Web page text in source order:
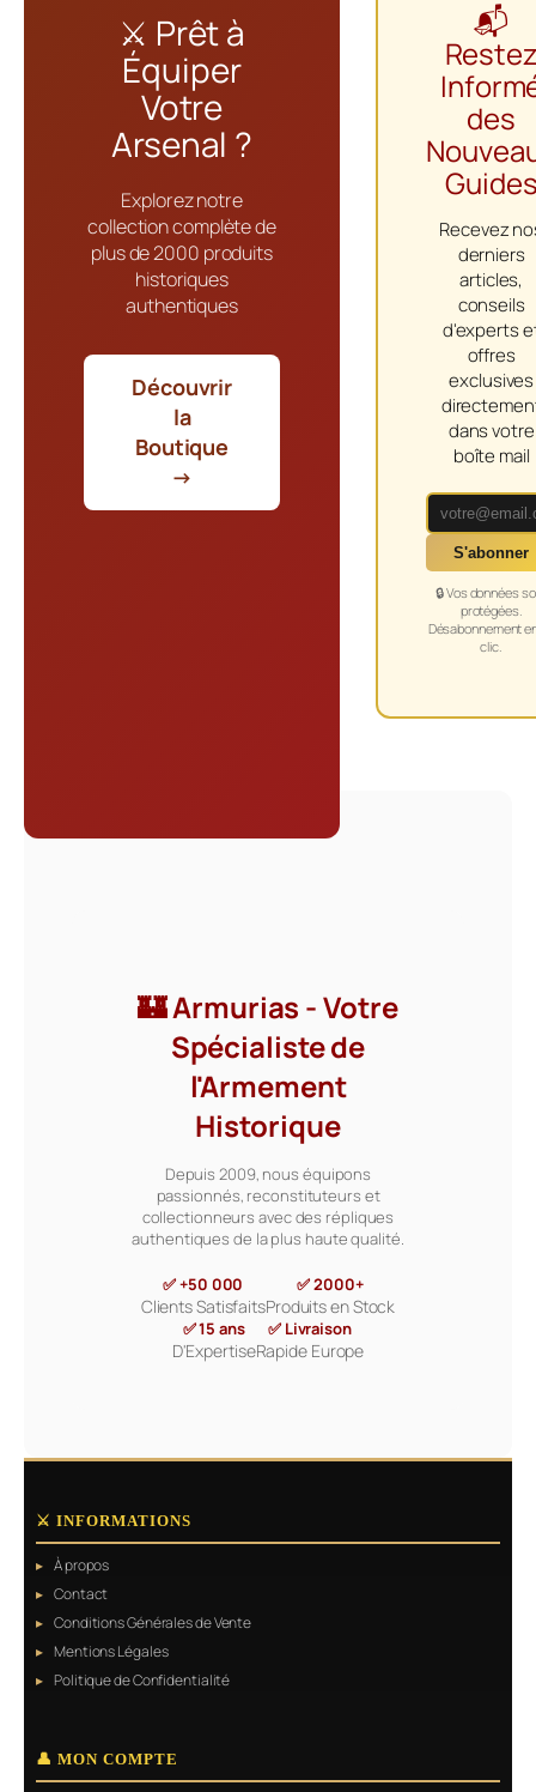
⚔️ Prêt à
Équiper
Votre
Arsenal ?
Explorez notre
collection complète de
plus de 2000 produits
historiques
authentiques
Découvrir
la
Boutique
→
📬
des
Recevez
derniers
articles,
conseils
d'experts
offres
exclusives
dans votre
boîte mail
S'abonner
🔒 Vos données
protégées.
Désabonnement
clic.
🏰 Armurias - Votre
Spécialiste de
l'Armement
Historique
Depuis 2009, nous équipons
passionnés, reconstituteurs et
collectionneurs avec des répliques
authentiques de la plus haute qualité.
✅ +50 000
Clients Satisfaits
✅ 2000+
Produits en Stock
✅ 15 ans
D'Expertise
✅ Livraison
Rapide Europe
⚔️ INFORMATIONS
À propos
Contact
Conditions Générales de Vente
Mentions Légales
Politique de Confidentialité
👤 MON COMPTE